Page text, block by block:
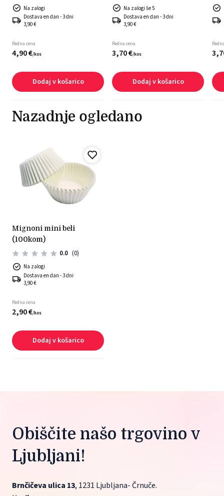
Na zalogi
Dostava en dan - 3 dni
3,90 €
Redna cena
4,90€/kos
Dodaj v košarico
Na zalogi še 5
Dostava en dan - 3 dni
3,90 €
Redna cena
3,70€/kos
Dodaj v košarico
3,
Nazadnje ogledano
mignoni mini beli
(100kom)
0.0 (0)
Na zalogi
Dostava en dan - 3 dni
3,90 €
Redna cena
2,90€/kos
Dodaj v košarico
Obiščite našo trgovino v
Ljubljani!
Brnčičeva ulica 13, 1231 Ljubljana- Črnuče.